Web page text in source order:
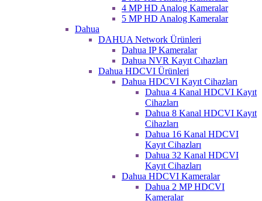
4 MP HD Analog Kameralar
5 MP HD Analog Kameralar
Dahua
DAHUA Network Ürünleri
Dahua IP Kameralar
Dahua NVR Kayıt Cıhazları
Dahua HDCVI Ürünleri
Dahua HDCVI Kayıt Cihazları
Dahua 4 Kanal HDCVI Kayıt
Cihazları
Dahua 8 Kanal HDCVI Kayıt
Cihazları
Dahua 16 Kanal HDCVI
Kayıt Cihazları
Dahua 32 Kanal HDCVI
Kayıt Cihazları
Dahua HDCVI Kameralar
Dahua 2 MP HDCVI
Kameralar